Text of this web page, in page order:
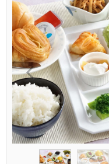
Previous